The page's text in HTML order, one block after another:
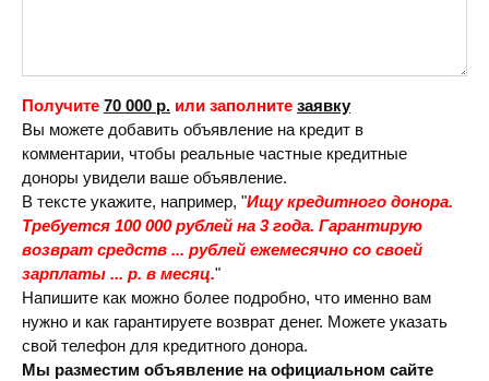
Получите 70 000 р. или заполните заявку
Вы можете добавить объявление на кредит в
комментарии, чтобы реальные частные кредитные
доноры увидели ваше объявление.
В тексте укажите, например, "Ищу кредитного донора.
Требуется 100 000 рублей на 3 года. Гарантирую
возврат средств ... рублей ежемесячно со своей
зарплаты ... р. в месяц."
Напишите как можно более подробно, что именно вам
нужно и как гарантируете возврат денег. Можете указать
свой телефон для кредитного донора.
Мы разместим объявление на официальном сайте